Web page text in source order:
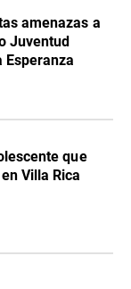
amenazas a
Juventud
Esperanza
que
Villa Rica